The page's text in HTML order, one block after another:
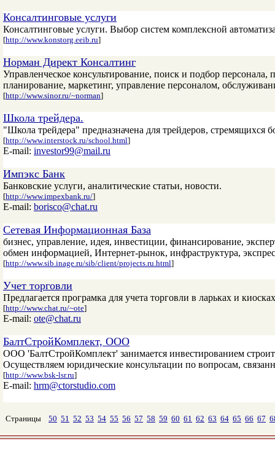
Консалтинговые услуги
Консалтинговые услуги. Выбор систем комплексной
[http://www.konstorg.eeib.ru]
Норман Директ Консалтинг
Управленческое консультирование, поиск и подбор
планирование, маркетинг, управление персоналом,
[http://www.sinor.ru/~norman]
Школа трейдера.
"Школа трейдера" предназначена для трейдеров, стремящихся
[http://www.interstock.ru/school.html]
E-mail: investor99@mail.ru
Импэкс Банк
Банковские услуги, аналитические статьи, новости.
[http://www.impexbank.ru/]
E-mail: borisco@chat.ru
Сетевая Информационная База
бизнес, управление, идея, инвестиции, финансирование,
обмен информацией, Интернет-рынок, инфраструктура,
[http://www.sib.inage.ru/sib/client/projects.ru.html]
Учет торговли
Предлагается програмка для учета торговли в ларьках и
[http://www.chat.ru/~ote]
E-mail: ote@chat.ru
БалтСтройКомплект, ООО
ООО 'БалтСтройКомплект' занимается инвестированием
Осуществляем юридические консультации по вопросам,
[http://www.bsk-lsr.ru]
E-mail: hrm@ctorstudio.com
Страницы 50 51 52 53 54 55 56 57 58 59 60 61 62 63 64 65 66 67